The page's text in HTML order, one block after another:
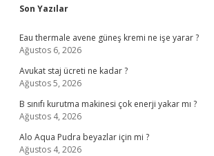
Sidebar
Son Yazılar
Eau thermale avene güneş kremi ne işe yarar ?
Ağustos 6, 2026
Avukat staj ücreti ne kadar ?
Ağustos 5, 2026
B sınıfı kurutma makinesi çok enerji yakar mı ?
Ağustos 4, 2026
Alo Aqua Pudra beyazlar için mi ?
Ağustos 4, 2026